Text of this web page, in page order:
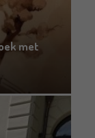
met